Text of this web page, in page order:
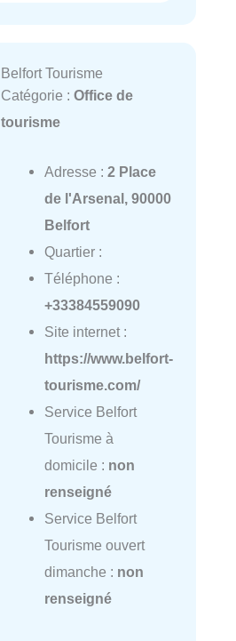
Belfort Tourisme
Catégorie : Office de
tourisme
Adresse : 2 Place
de l'Arsenal, 90000
Belfort
Quartier :
Téléphone :
+33384559090
Site internet :
https://www.belfort-
tourisme.com/
Service Belfort
Tourisme à
domicile : non
renseigné
Service Belfort
Tourisme ouvert
dimanche : non
renseigné